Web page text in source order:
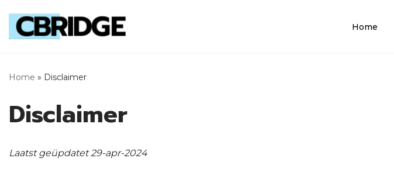
Skip
Home
Home » Disclaimer
Disclaimer
Laatst geüpdatet 29-apr-2024